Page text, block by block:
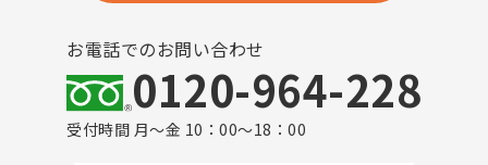
お電話でのお問い合わせ
0120-964-228
受付時間 月～金 10：00～18：00